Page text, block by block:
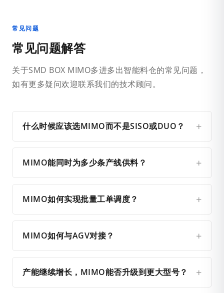
常见问题
常见问题解答
关于SMD BOX MIMO多进多出智能料仓的常见问题，
如有更多疑问欢迎联系我们的技术顾问。
什么时候应该选MIMO而不是SISO或DUO？
MIMO能同时为多少条产线供料？
MIMO如何实现批量工单调度？
MIMO如何与AGV对接？
产能继续增长，MIMO能否升级到更大型号？